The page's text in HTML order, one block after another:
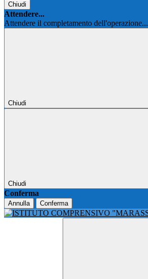
Chiudi
Attendere...
Attendere il completamento dell'operazione...
Chiudi
Chiudi
Conferma
Annulla Conferma